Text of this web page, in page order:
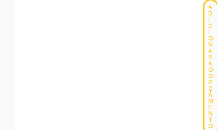
A
D
C
O
N
A
R
A
O
O
R
Ç
A
M
E
N
T
O